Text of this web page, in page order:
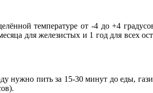
температуре от -4 до +4
для железистых и 1 год для всех
пить за 15-30 минут до еды,